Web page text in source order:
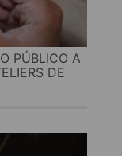
PÚBLICO A
DE